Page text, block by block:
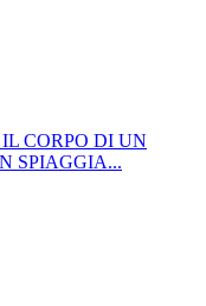
CORPO DI UN
SPIAGGIA...